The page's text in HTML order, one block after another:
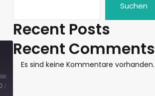
/
Suchen
Recent Posts
Recent Comments
Es sind keine Kommentare vorhanden.